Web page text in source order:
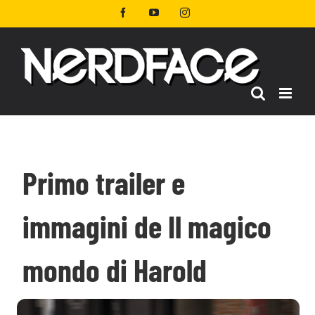
al
FacebookYouTubeInstagram
Primo trailer e
immagini de Il magico
mondo di Harold